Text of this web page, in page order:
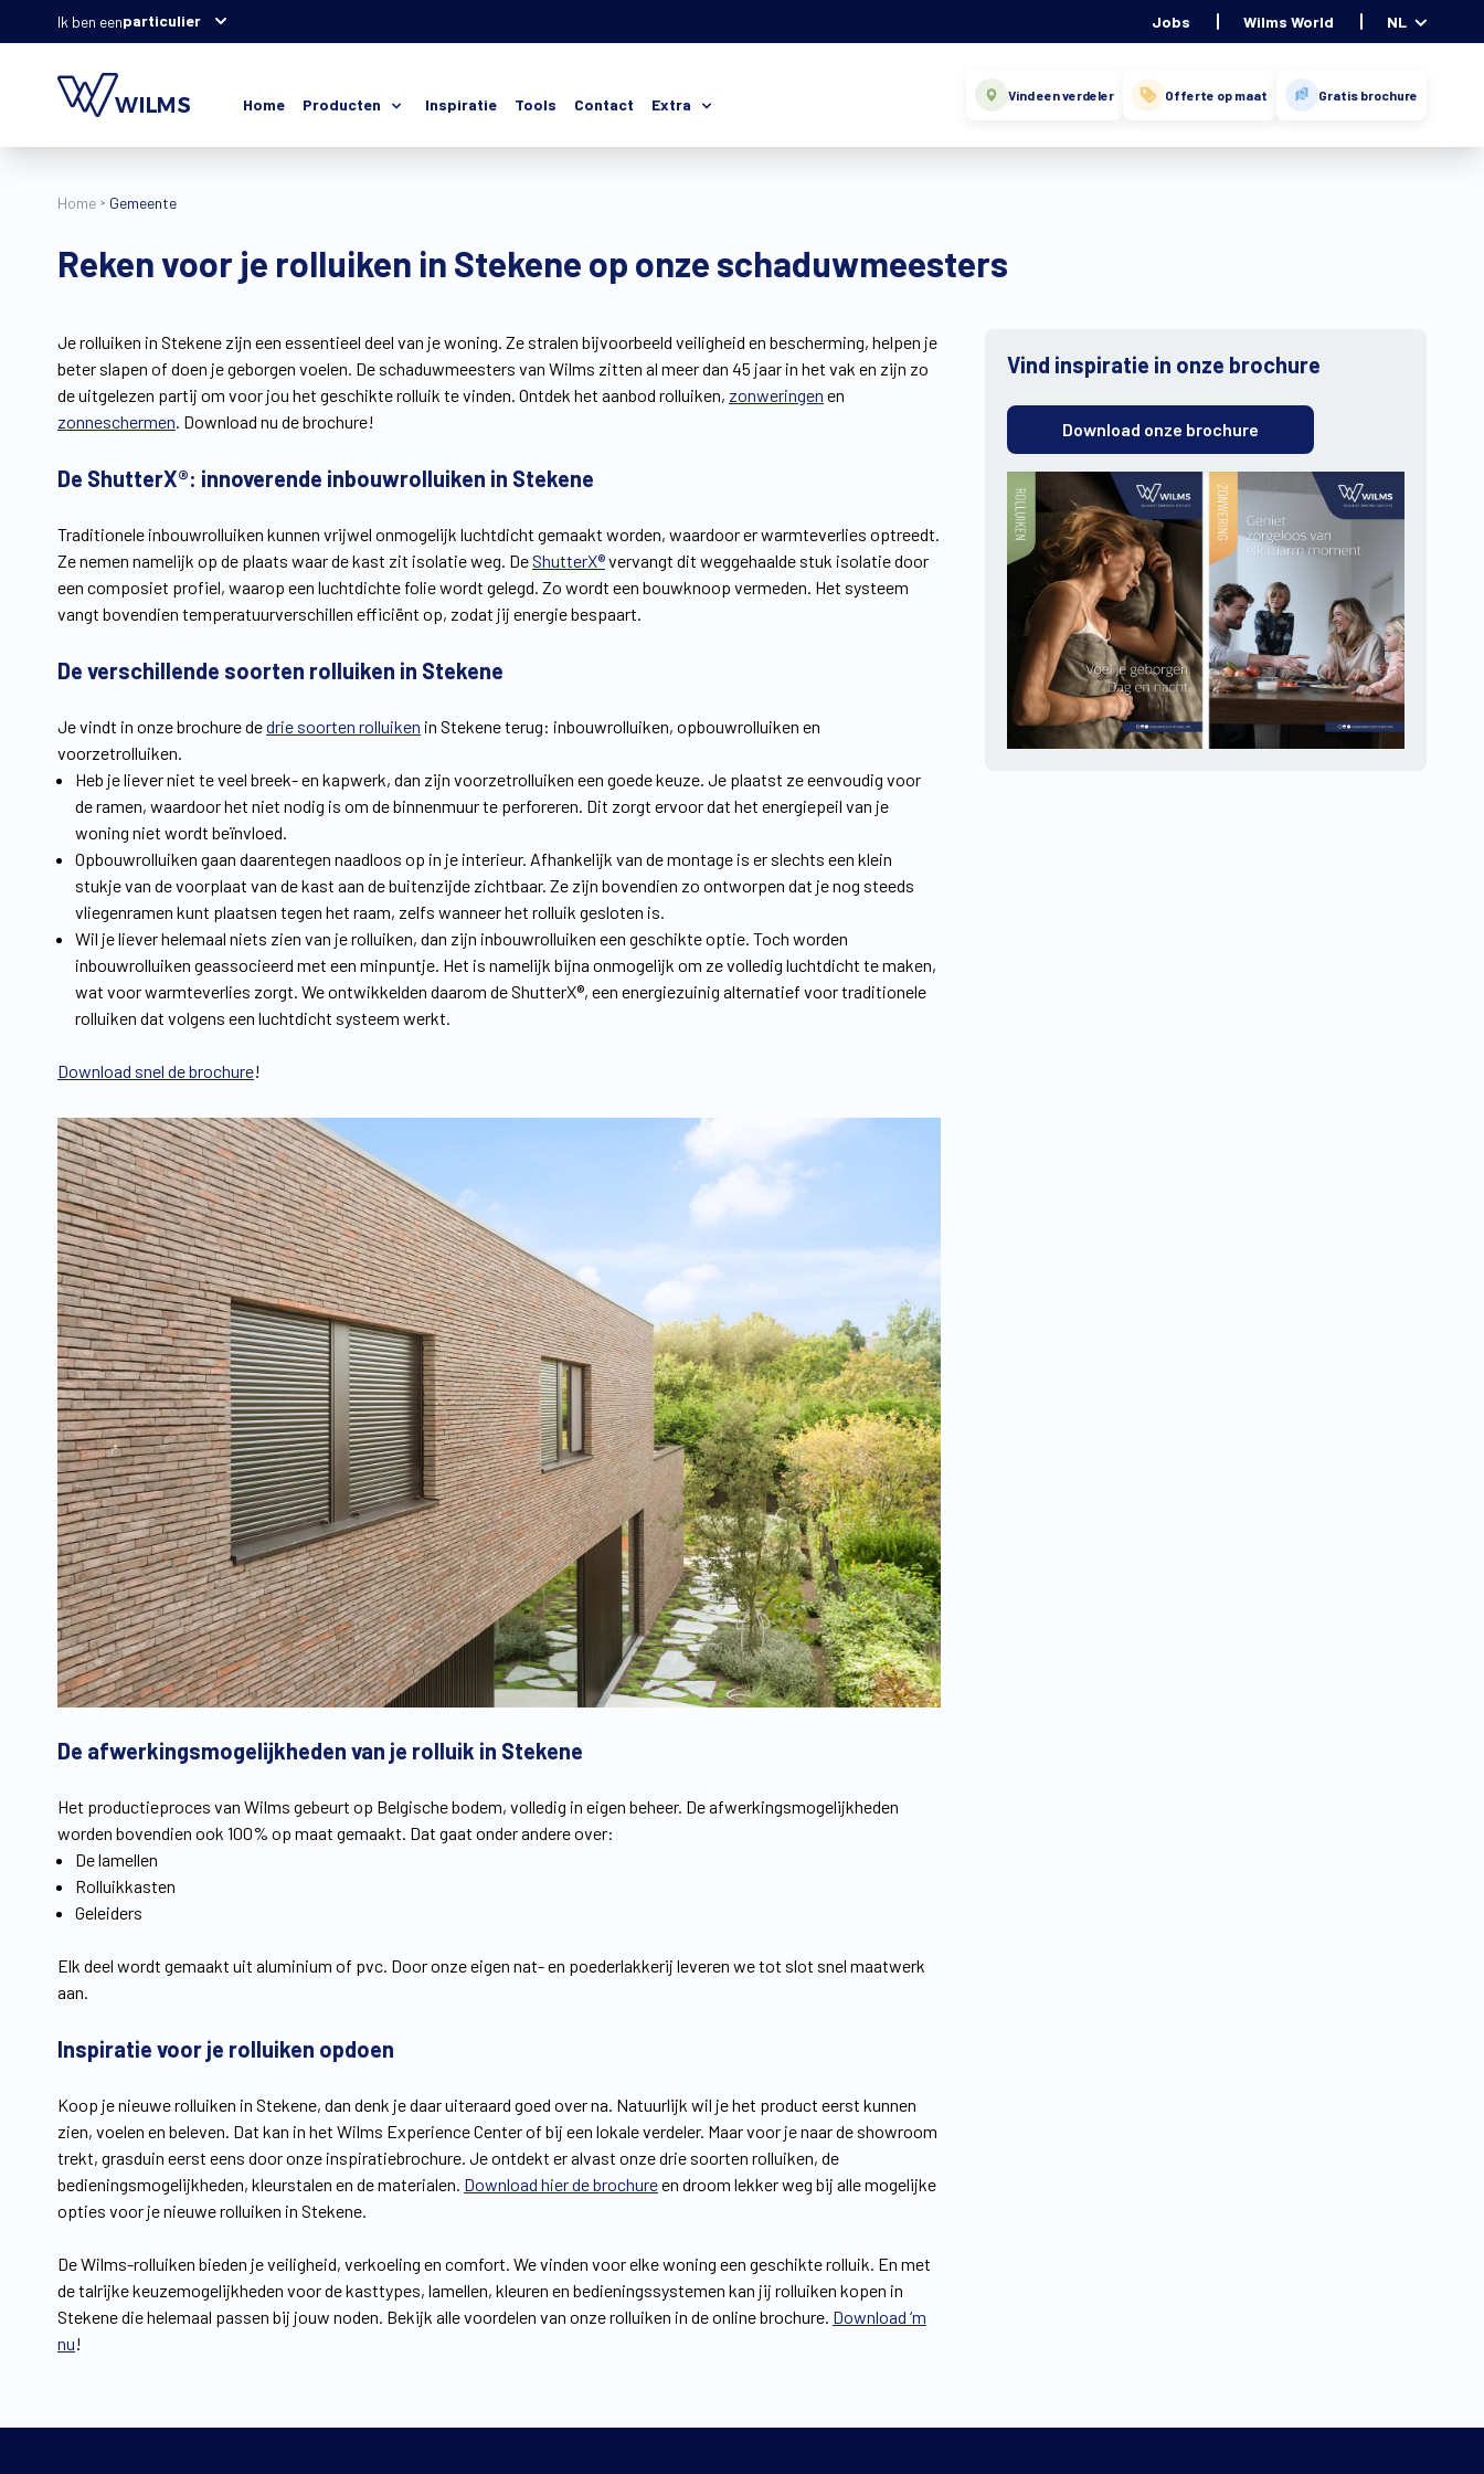
Ik ben eenparticulier Jobs Wilms World NL
Home Producten Inspiratie Tools Contact Extra Vind een verdeler Offerte op maat Gratis brochure
Home Gemeente
Reken voor je rolluiken in Stekene op onze schaduwmeesters
Je rolluiken in Stekene zijn een essentieel deel van je woning. Ze stralen bijvoorbeeld veiligheid en bescherming, helpen je
beter slapen of doen je geborgen voelen. De schaduwmeesters van Wilms zitten al meer dan 45 jaar in het vak en zijn zo
de uitgelezen partij om voor jou het geschikte rolluik te vinden. Ontdek het aanbod rolluiken, zonweringen en
zonneschermen. Download nu de brochure!
De ShutterX®: innoverende inbouwrolluiken in Stekene
Traditionele inbouwrolluiken kunnen vrijwel onmogelijk luchtdicht gemaakt worden, waardoor er warmteverlies optreedt.
Ze nemen namelijk op de plaats waar de kast zit isolatie weg. DeShutterX®vervangt dit weggehaalde stuk isolatie door
een composiet profiel, waarop een luchtdichte folie wordt gelegd. Zo wordt een bouwknoop vermeden. Het systeem
vangt bovendien temperatuurverschillen efficiënt op, zodat jij energie bespaart.
De verschillende soorten rolluiken in Stekene
Je vindt in onze brochure dedrie soorten rolluiken in Stekene terug: inbouwrolluiken, opbouwrolluiken en
voorzetrolluiken.
Heb je liever niet te veel breek- en kapwerk, dan zijn voorzetrolluiken een goede keuze. Je plaatst ze eenvoudig voor
de ramen, waardoor het niet nodig is om de binnenmuur te perforeren. Dit zorgt ervoor dat het energiepeil van je
woning niet wordt beïnvloed.
Opbouwrolluiken gaan daarentegen naadloos op in je interieur. Afhankelijk van de montage is er slechts een klein
stukje van de voorplaat van de kast aan de buitenzijde zichtbaar. Ze zijn bovendien zo ontworpen dat je nog steeds
vliegenramen kunt plaatsen tegen het raam, zelfs wanneer het rolluik gesloten is.
Wil je liever helemaal niets zien van je rolluiken, dan zijn inbouwrolluiken een geschikte optie. Toch worden
inbouwrolluiken geassocieerd met een minpuntje. Het is namelijk bijna onmogelijk om ze volledig luchtdicht te maken,
wat voor warmteverlies zorgt. We ontwikkelden daarom de ShutterX®, een energiezuinig alternatief voor traditionele
rolluiken dat volgens een luchtdicht systeem werkt.
Download snel de brochure!
De afwerkingsmogelijkheden van je rolluik in Stekene
Het productieproces van Wilms gebeurt op Belgische bodem, volledig in eigen beheer. De afwerkingsmogelijkheden
worden bovendien ook 100% op maat gemaakt. Dat gaat onder andere over:
De lamellen
Rolluikkasten
Geleiders
Elk deel wordt gemaakt uit aluminium of pvc. Door onze eigen nat- en poederlakkerij leveren we tot slot snel maatwerk
aan.
Inspiratie voor je rolluiken opdoen
Koop je nieuwe rolluiken in Stekene, dan denk je daar uiteraard goed over na. Natuurlijk wil je het product eerst kunnen
zien, voelen en beleven. Dat kan in het Wilms Experience Center of bij een lokale verdeler. Maar voor je naar de showroom
trekt, grasduin eerst eens door onze inspiratiebrochure. Je ontdekt er alvast onze drie soorten rolluiken, de
bedieningsmogelijkheden, kleurstalen en de materialen. Download hier de brochureen droom lekker weg bij alle mogelijke
opties voor je nieuwe rolluiken in Stekene.
De Wilms-rolluiken bieden je veiligheid, verkoeling en comfort. We vinden voor elke woning een geschikte rolluik. En met
de talrijke keuzemogelijkheden voor de kasttypes, lamellen, kleuren en bedieningssystemen kan jij rolluiken kopen in
Stekene die helemaal passen bij jouw noden. Bekijk alle voordelen van onze rolluiken in de online brochure. Download ‘m
nu!
Vind inspiratie in onze brochure
Download onze brochure